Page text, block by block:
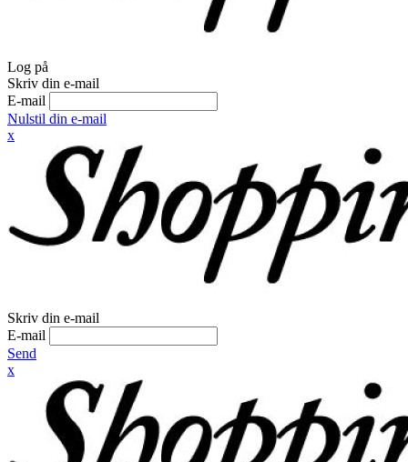
Log på
Skriv din e-mail
E-mail
Nulstil din e-mail
x
Skriv din e-mail
E-mail
Send
x